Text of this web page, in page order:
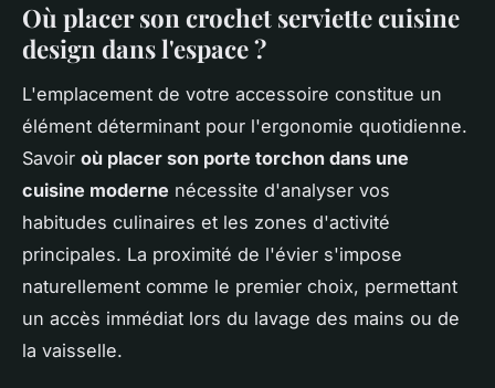
Où placer son crochet serviette cuisine
design dans l'espace ?
L'emplacement de votre accessoire constitue un
élément déterminant pour l'ergonomie quotidienne.
Savoir où placer son porte torchon dans une
cuisine moderne nécessite d'analyser vos
habitudes culinaires et les zones d'activité
principales. La proximité de l'évier s'impose
naturellement comme le premier choix, permettant
un accès immédiat lors du lavage des mains ou de
la vaisselle.